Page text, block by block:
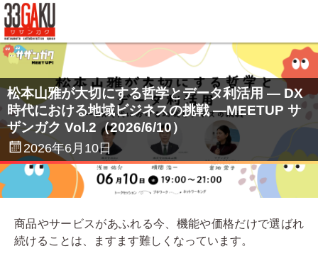
33GAKUについて
コワーキングスペース
サテライトオフィス
テレワークオフィス
イベント
サザンガク動画 on YouTube
起業・創業支援動画 on YouTube
松本山雅が大切にする哲学とデータ利活用 ― DX
時代における地域ビジネスの挑戦 ―MEETUP サ
ザンガク Vol.2（2026/6/10）
2026年6月10日
商品やサービスがあふれる今、機能や価格だけで選ばれ
続けることは、ますます難しくなっています。